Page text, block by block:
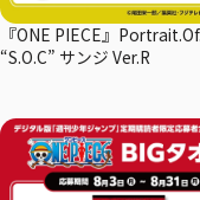
『ONE PIECE』
“S.O.C” サンジ Ver.R